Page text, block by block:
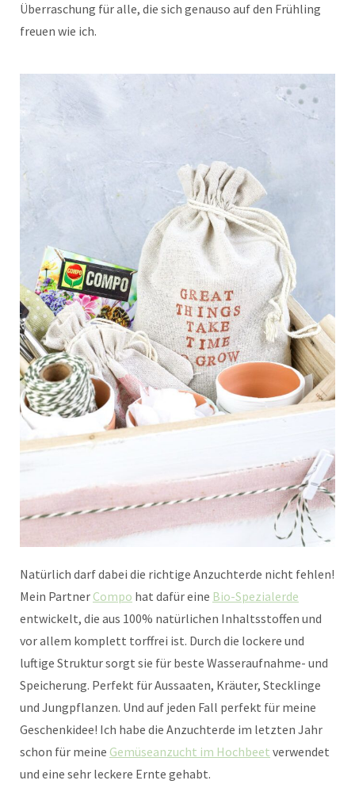
Überraschung für alle, die sich genauso auf den Frühling
freuen wie ich.
Natürlich darf dabei die richtige Anzuchterde nicht fehlen!
Mein Partner Compo hat dafür eine Bio-Spezialerde
entwickelt, die aus 100% natürlichen Inhaltsstoffen und
vor allem komplett torffrei ist. Durch die lockere und
luftige Struktur sorgt sie für beste Wasseraufnahme- und
Speicherung. Perfekt für Aussaaten, Kräuter, Stecklinge
und Jungpflanzen. Und auf jeden Fall perfekt für meine
Geschenkidee! Ich habe die Anzuchterde im letzten Jahr
schon für meine Gemüseanzucht im Hochbeet verwendet
und eine sehr leckere Ernte gehabt.